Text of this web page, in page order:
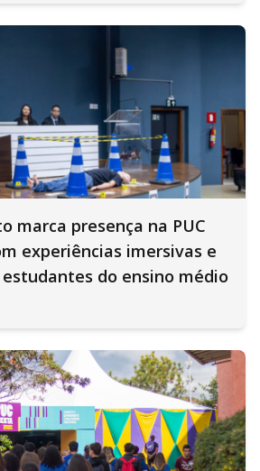
marca presença na PUC
experiências imersivas e
do ensino médio